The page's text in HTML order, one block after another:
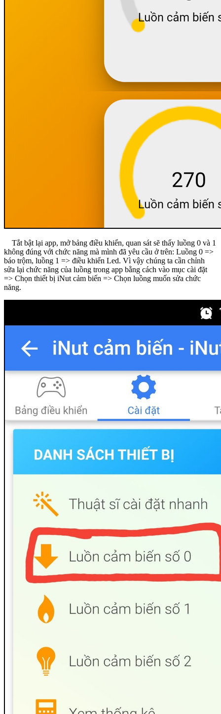
Tắt bật lại app, mở bảng điều khiển, quan sát sẽ thấy luồng 0 và 1
không đúng với chức năng mà mình đã yêu cầu ở trên: Luồng 0 =>
báo trộm, luồng 1 => điều khiển Led. Vì vậy chúng ta cần chỉnh
sửa lại chức năng của luồng trong app bằng cách vào mục cài đặt
=> Chọn thiết bị iNut cảm biến => Chọn luồng muốn sửa chức
năng.